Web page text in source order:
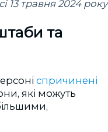
13 травня 2024 року
та
спричинені
які можуть